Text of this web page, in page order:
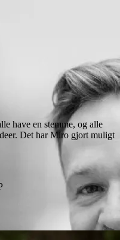
have en stemme, og alle
Det har Miro gjort muligt